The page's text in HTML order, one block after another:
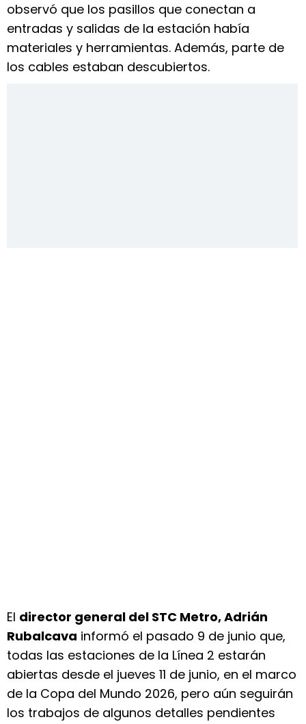
observó que los pasillos que conectan a
entradas y salidas de la estación había
materiales y herramientas. Además, parte de
los cables estaban descubiertos.
El director general del STC Metro, Adrián
Rubalcava informó el pasado 9 de junio que,
todas las estaciones de la Línea 2 estarán
abiertas desde el jueves 11 de junio, en el marco
de la Copa del Mundo 2026, pero aún seguirán
los trabajos de algunos detalles pendientes